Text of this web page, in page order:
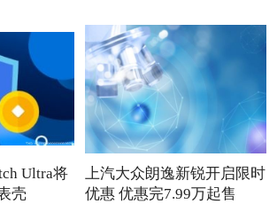
Ultra将
壳
上汽大众朗逸新锐开启限时
优惠 优惠完7.99万起售